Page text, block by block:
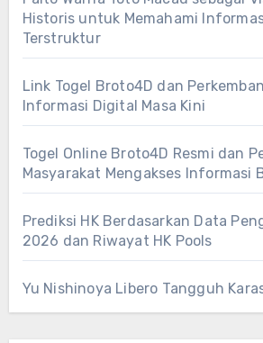
Historis untuk Memahami
Terstruktur
Link Togel Broto4D dan
Informasi Digital Masa Kini
Togel Online Broto4D Resmi dan
Masyarakat Mengakses Informasi
Prediksi HK Berdasarkan Data
2026 dan Riwayat HK Pools
Yu Nishinoya Libero Tangguh